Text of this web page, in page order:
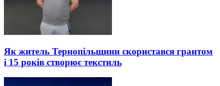
Як житель Тернопільщини скористався грантом
і 15 років створює текстиль